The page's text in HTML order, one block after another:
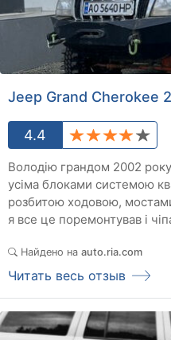
Jeep Grand Cherokee
4.4
Володію грандом 2002 року, повноцінний позашляховик
усіма блоками системою
розбитою ходовою,
я все це поремонтував і
Найдено на auto.ria.com
Читать весь отзыв